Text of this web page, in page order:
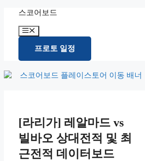
content
스코어보드
Menu
프로토 일정
[라리가] 레알마드 vs
빌바오 상대전적 및 최
근전적 데이터보드